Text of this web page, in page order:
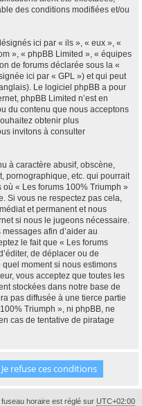
des conditions modifiées et/ou
ici par « ils », « eux », «
», « phpBB Limited », « équipes
de forums déclarée sous la «
ici par « GPL ») et qui peut
Le logiciel phpBB a pour
phpBB Limited n’est en
du contenu que nous acceptons
obtenir plus
invitons à consulter
à caractère abusif, obscène,
pornographique, etc. qui pourrait
« Les forums 100% Triumph »
Si vous ne respectez pas cela,
et permanent et nous
si nous le jugeons nécessaire.
afin d’aider au
le fait que « Les forums
de déplacer ou de
quel moment si nous estimons
vous acceptez que toutes les
stockées dans notre base de
pas diffusée à une tierce partie
Triumph », ni phpBB, ne
cas de tentative de piratage
fuseau horaire est réglé sur UTC+02:00